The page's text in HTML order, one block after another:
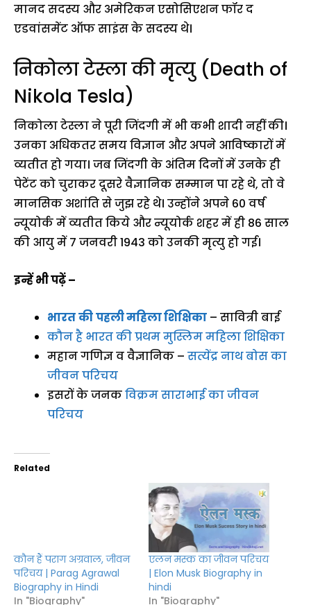
मानद सदस्य और अमेरिकन एसोसिएशन फॉर द
एडवांसमेंट ऑफ साइंस के सदस्य थे।
निकोला टेस्ला की मृत्यु (Death of
Nikola Tesla)
निकोला टेस्ला ने पूरी जिंदगी में भी कभी शादी नहीं की।
उनका अधिकतर समय विज्ञान और अपने आविष्कारों में
व्यतीत हो गया। जब जिंदगी के अंतिम दिनों में उनके ही
पेटेंट को चुराकर दूसरे वैज्ञानिक सम्मान पा रहे थे, तो वे
मानसिक अशांति से जुझ रहे थे। उन्होंने अपने 60 वर्ष
न्यूयोर्क में व्यतीत किये और न्यूयोर्क शहर में ही 86 साल
की आयु में 7 जनवरी 1943 को उनकी मृत्यु हो गई।
इन्हें भी पढ़ें –
भारतकीपहली महिला शिक्षिका – सावित्री बाई
कौन है भारत की प्रथम मुस्लिम महिला शिक्षिका
महान गणिज्ञ व वैज्ञानिक – सत्येंद्र नाथ बोस का
जीवन परिचय
इसरों के जनकविक्रम साराभाई का जीवन
परिचय
Related
Biography in Hindi
In "Biography"
एलन मस्क का जीवन परिचय
| Elon Musk Biography in
hindi
In "Biography"